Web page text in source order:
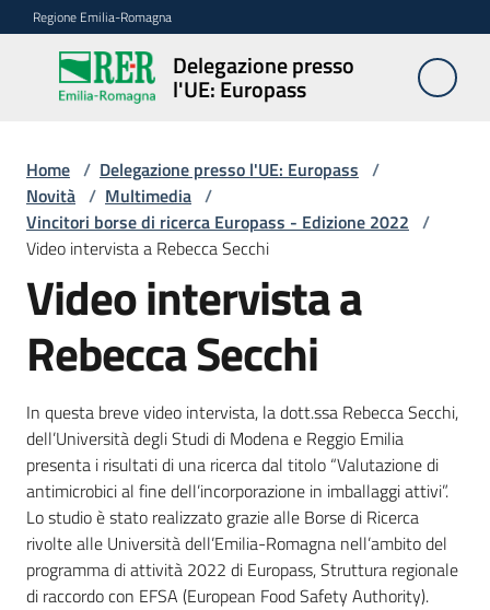
Vai al contenuto
Vai alla navigazione
Vai al footer
Regione Emilia-Romagna
Delegazione presso
l'UE: Europass
Delegazione
presso l'UE:
Novità
Pareri
EFSA
Opportunità
Chi
siamo
Home / Delegazione presso l'UE: Europass /
Novità / Multimedia /
Vincitori borse di ricerca Europass - Edizione 2022 /
Video intervista a Rebecca Secchi
Video intervista a
Rebecca Secchi
In questa breve video intervista, la dott.ssa Rebecca Secchi,
dell’Università degli Studi di Modena e Reggio Emilia
presenta i risultati di una ricerca dal titolo “Valutazione di
antimicrobici al fine dell’incorporazione in imballaggi attivi”.
Lo studio è stato realizzato grazie alle Borse di Ricerca
rivolte alle Università dell’Emilia-Romagna nell’ambito del
programma di attività 2022 di Europass, Struttura regionale
di raccordo con EFSA (European Food Safety Authority).